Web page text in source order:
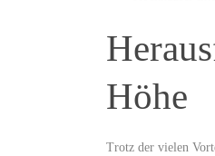
Höhe
Trotz der vielen